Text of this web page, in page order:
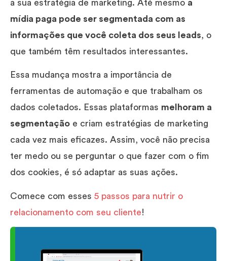
a sua estratégia de marketing. Até mesmo a
mídia paga pode ser segmentada com as
informações que você coleta dos seus leads, o
que também têm resultados interessantes.
Essa mudança mostra a importância de
ferramentas de automação e que trabalham os
dados coletados. Essas plataformas melhoram a
segmentação e criam estratégias de marketing
cada vez mais eficazes. Assim, você não precisa
ter medo ou se perguntar o que fazer com o fim
dos cookies, é só adaptar as suas ações.
Comece com esses 5 passos para nutrir o
relacionamento com seu cliente!